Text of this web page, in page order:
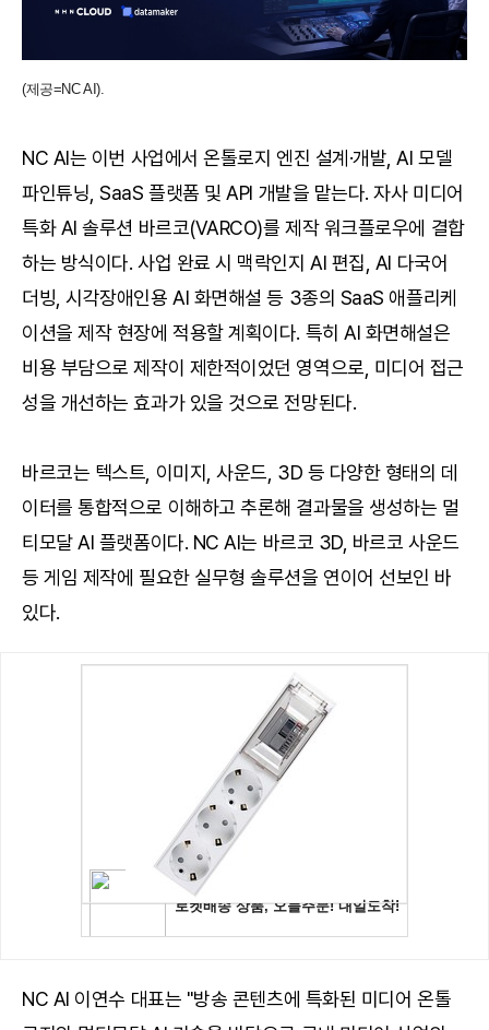
(제공=NC AI).
NC AI는 이번 사업에서 온톨로지 엔진 설계·개발, AI 모델
파인튜닝, SaaS 플랫폼 및 API 개발을 맡는다. 자사 미디어
특화 AI 솔루션 바르코(VARCO)를 제작 워크플로우에 결합
하는 방식이다. 사업 완료 시 맥락인지 AI 편집, AI 다국어
더빙, 시각장애인용 AI 화면해설 등 3종의 SaaS 애플리케
이션을 제작 현장에 적용할 계획이다. 특히 AI 화면해설은
비용 부담으로 제작이 제한적이었던 영역으로, 미디어 접근
성을 개선하는 효과가 있을 것으로 전망된다.
바르코는 텍스트, 이미지, 사운드, 3D 등 다양한 형태의 데
이터를 통합적으로 이해하고 추론해 결과물을 생성하는 멀
티모달 AI 플랫폼이다. NC AI는 바르코 3D, 바르코 사운드
등 게임 제작에 필요한 실무형 솔루션을 연이어 선보인 바
있다.
NC AI 이연수 대표는 "방송 콘텐츠에 특화된 미디어 온톨